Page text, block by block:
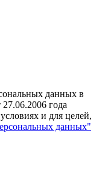
данных в
года
и для целей,
данных"